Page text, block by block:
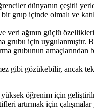
dünyanın çeşitli
içinde olmalı ve
ağının güçlü
grubu için
grubunun
gibi gözükebilir, ancak
öğrenim için
artırmak için